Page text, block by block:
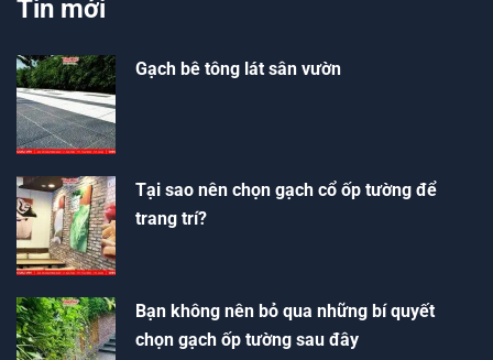
Tin mới
Gạch bê tông lát sân vườn
Tại sao nên chọn gạch cổ ốp tường để
trang trí?
Bạn không nên bỏ qua những bí quyết
chọn gạch ốp tường sau đây